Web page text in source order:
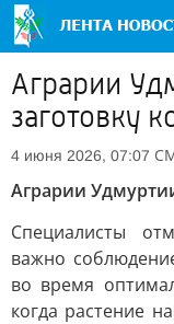
Аграрии
заготовку
4 июня 2026, 07:07
Аграрии
Специалисты
важно
во время
когда растение